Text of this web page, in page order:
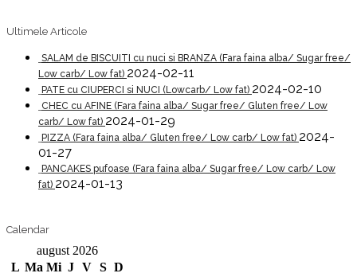
Ultimele Articole
SALAM de BISCUITI cu nuci si BRANZA (Fara faina alba/ Sugar free/
Low carb/ Low fat) 2024-02-11
PATE cu CIUPERCI si NUCI (Lowcarb/ Low fat) 2024-02-10
CHEC cu AFINE (Fara faina alba/ Sugar free/ Gluten free/ Low
carb/ Low fat) 2024-01-29
PIZZA (Fara faina alba/ Gluten free/ Low carb/ Low fat) 2024-
01-27
PANCAKES pufoase (Fara faina alba/ Sugar free/ Low carb/ Low
fat) 2024-01-13
Calendar
august 2026
L Ma Mi J V S D